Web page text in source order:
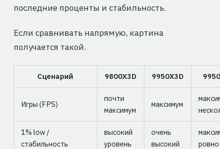
последние проценты и стабильность.
Если сравнивать напрямую, картина
получается такой.
Сценарий 9800X3D 9950X3D
Игры (FPS)
почти
максимум
максимум
1% low /
стабильность
высокий
уровень
очень
высокий
ровно